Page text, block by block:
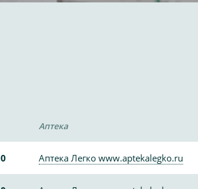
Аптека
Аптека Легко www.aptekalegko.ru